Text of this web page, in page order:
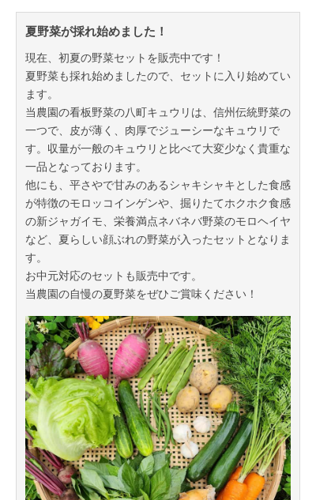
夏野菜が採れ始めました！
現在、初夏の野菜セットを販売中です！
夏野菜も採れ始めましたので、セットに入り始めてい
ます。
当農園の看板野菜の八町キュウリは、信州伝統野菜の
一つで、皮が薄く、肉厚でジューシーなキュウリで
す。収量が一般のキュウリと比べて大変少なく貴重な
一品となっております。
他にも、平さやで甘みのあるシャキシャキとした食感
が特徴のモロッコインゲンや、掘りたてホクホク食感
の新ジャガイモ、栄養満点ネバネバ野菜のモロヘイヤ
など、夏らしい顔ぶれの野菜が入ったセットとなりま
す。
お中元対応のセットも販売中です。
当農園の自慢の夏野菜をぜひご賞味ください！